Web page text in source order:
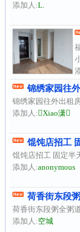
添加人:L.
锦绣家园往
锦绣家园往外出租
添加人: Xiao潇
馄饨店招工
馄饨店招工 固定半
添加人:anonymous
荷香街东段
荷香街东段粥全粥
添加人:空城